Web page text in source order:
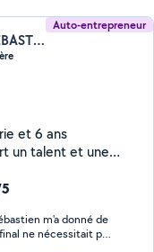
Auto-entrepreneur
Sébastien Maurice (SEBASTIEN MAURICE)
et 6 ans
un talent et une
j'ai donc créer
et Gestion
qui souhaitent
des bénéfices
m'a donné de
ne nécessitait pas